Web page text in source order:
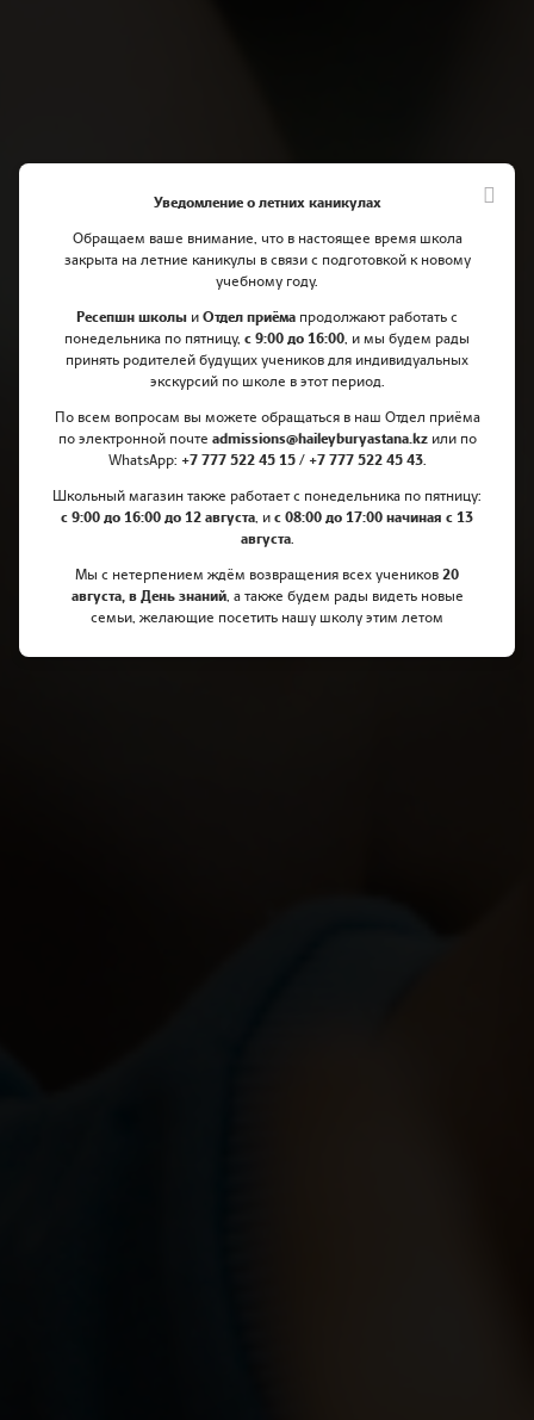
Новый класс детского сада
открывается в Haileybury
Astana: Добро пожаловать,
маленькие ученики!
Уведомление о летних каникулах
Обращаем ваше внимание, что в настоящее время школа
закрыта на летние каникулы в связи с подготовкой к новому
учебному году.
Ресепшн школы и Отдел приёма продолжают работать с
понедельника по пятницу, с 9:00 до 16:00, и мы будем рады
принять родителей будущих учеников для индивидуальных
экскурсий по школе в этот период.
По всем вопросам вы можете обращаться в наш Отдел приёма
по электронной почте admissions@haileyburyastana.kzили по
WhatsApp: +7 777 522 45 15 / +7 777 522 45 43.
Школьный магазин также работает с понедельника по пятницу:
с 9:00 до 16:00 до 12 августа, и с 08:00 до 17:00 начиная с 13
августа.
Мы с нетерпением ждём возвращения всех учеников 20
августа, в День знаний, а также будем рады видеть новые
семьи, желающие посетить нашу школу этим летом